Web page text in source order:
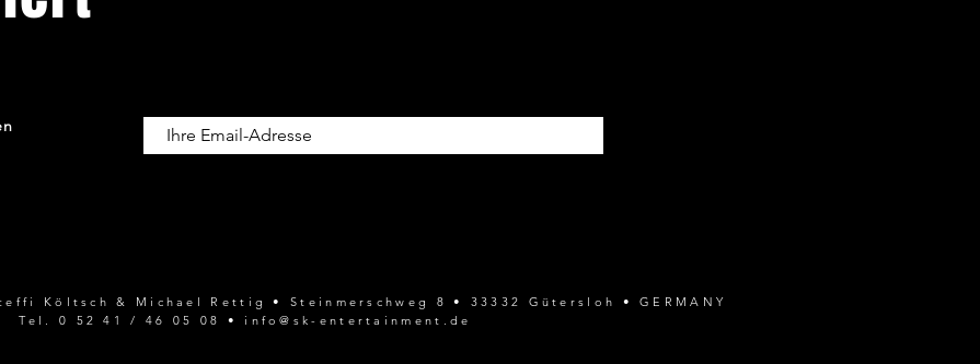
Költsch & Michael Rettig • Steinmerschweg 8 • 33332 Gütersloh • GERMANY
Tel. 0 52 41 / 46 05 08 • info@sk-entertainment.de